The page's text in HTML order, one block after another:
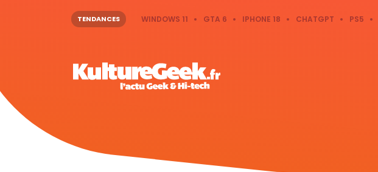
TENDANCES WINDOWS 11 GTA 6 IPHONE 18 CHATGPT PS5